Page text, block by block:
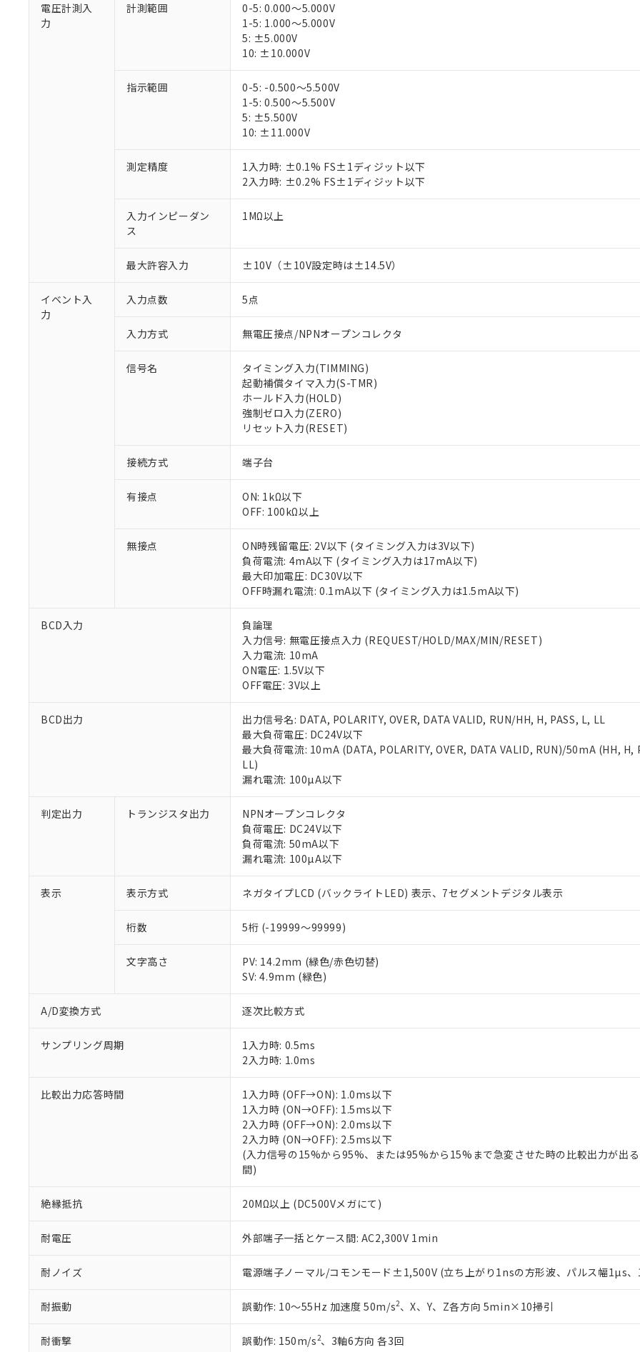
電圧計測入
力
計測範囲
0-5: 0.000～5.000V
1-5: 1.000～5.000V
5: ±5.000V
10: ±10.000V
指示範囲
0-5: -0.500～5.500V
1-5: 0.500～5.500V
5: ±5.500V
10: ±11.000V
測定精度
1入力時: ±0.1% FS±1ディジット以下
2入力時: ±0.2% FS±1ディジット以下
入力インピーダン
ス
1MΩ以上
最大許容入力 ±10V（±10V設定時は±14.5V）
イベント入
力
入力点数 5点
入力方式 無電圧接点/NPNオープンコレクタ
信号名
タイミング入力(TIMMING)
起動補償タイマ入力(S-TMR)
ホールド入力(HOLD)
強制ゼロ入力(ZERO)
リセット入力(RESET)
接続方式 端子台
有接点
ON: 1kΩ以下
OFF: 100kΩ以上
無接点
ON時残留電圧: 2V以下 (タイミング入力は3V以下)
負荷電流: 4mA以下 (タイミング入力は17mA以下)
最大印加電圧: DC30V以下
OFF時漏れ電流: 0.1mA以下 (タイミング入力は1.5mA以下)
BCD入力
負論理
入力信号: 無電圧接点入力 (REQUEST/HOLD/MAX/MIN/RESET)
入力電流: 10mA
ON電圧: 1.5V以下
OFF電圧: 3V以上
BCD出力
出力信号名: DATA, POLARITY, OVER, DATA VALID, RUN/HH, H, PASS, L, LL
最大負荷電圧: DC24V以下
最大負荷電流: 10mA (DATA, POLARITY, OVER, DATA VALID, RUN)/50mA (HH, H,
LL)
漏れ電流: 100µA以下
判定出力 トランジスタ出力
NPNオープンコレクタ
負荷電圧: DC24V以下
負荷電流: 50mA以下
漏れ電流: 100µA以下
表示 表示方式 ネガタイプLCD (バックライトLED) 表示、7セグメントデジタル表示
桁数 5桁 (-19999～99999)
文字高さ
PV: 14.2mm (緑色/赤色切替)
SV: 4.9mm (緑色)
A/D変換方式 逐次比較方式
サンプリング周期
1入力時: 0.5ms
2入力時: 1.0ms
比較出力応答時間
1入力時 (OFF→ON): 1.0ms以下
1入力時 (ON→OFF): 1.5ms以下
2入力時 (OFF→ON): 2.0ms以下
2入力時 (ON→OFF): 2.5ms以下
(入力信号の15%から95%、または95%から15%まで急変させた時の比較出力が出
間)
絶縁抵抗 20MΩ以上 (DC500Vメガにて)
耐電圧 外部端子一括とケース間: AC2,300V 1min
耐ノイズ 電源端子ノーマル/コモンモード±1,500V (立ち上がり1nsの方形波、パルス幅1µs
耐振動 誤動作: 10～55Hz 加速度 50m/s2、X、Y、Z各方向 5min×10掃引
耐衝撃 誤動作: 150m/s2、3軸6方向 各3回
ご利用条件
以下の条件をお読みいただき、同意のうえご利用ください。
本サービスは、当社制御機器事業取扱商品の当社在庫状況および標準価格(税抜)を
くものです。
在庫状況および標準価格照会結果は、記載している更新日時点での社内データに基
のであり、閲覧された時点での実際の在庫および標準価格とは異なる場合があるこ
い。
正式な納期状況および標準価格はお客様のお取引先、またはお客様担当のオムロン
当社販売員にご相談ください。
オムロン制御機器販売店や当社販売拠点は「販売ネットワーク
」をご確認くだ
在庫状況および標準価格結果を当社の事前の承諾なく第三者に漏洩または開示しな
す。
マイパーツ機能（部品リスト作成サービス）をご利用いただくには、I-Webメンバ
ている必要があります。
さい。
※当社の共同利用者とは、"個人情報の共同利用に関して"
いる法人を指します。
※1 対応状況
対応予定：EU RoHS指令（10物質）の非含有に対応した製品に切り替える予定のある商
調査・確認中：EU RoHS指令（10物質）の非含有の対応状況を調査中または確認中の
非該当品：ライセンス料など無形物で、有害物質有無と関係のない商品です。
仕入先様の事情により、非含有部品としていたものが、含有品と判明した場合などやむ
があります。
*EU RoHS指令（10物質）：
鉛(Pb) 1000ppm以下、 水銀(Hg) 1000ppm以下、 カドミウム(Cd) 100ppm以下、
六価クロム(Cr(Ⅵ)) 1000ppm以下、ポリ臭化ビフェニル類(PBB) 1000ppm以下、ポリ臭化ジフェニルエーテル類
ル（DBP） 1000ppm以下、フタル酸ジイソブチル (DIBP) 1000ppm以下
但し、RoHS指令で産業用監視および制御機器に対する適用除外項目は除く。
フタル酸エステル類の４物質については閾値を超える意図的な使用がないことを確認しています。
※2 対応予定月
部品在庫の切り替え状況などにより、予定月が前後することがあります。
下記の非含有証明書をダウンロードすることができます。
EU RoHS指令（10物質）の非含有証明書
51物質の非含有証明書（当社基準）
※本証明書は発行日時点で非含有を証明するもので、過去に遡って非含有を証明するも
また、RoHS指令のフタル酸エステル類４物質の対応では、対応完了までの期間は出
混在することから備考欄に対応日を記載しておりました。
既に当社にて対応品への在庫切替を完了していることから、特段のことがない限り、
り割愛しております。
「○」：最大均質材料含有率が中国RoHSの基準値以下であることを示します。
「×」：最大均質材料含有率が中国RoHSの基準値を超えていることを示します。
「－」：未確認です。当社販売部門へお問い合わせください。
*中国RoHS10物質の基準値 (GB/T26572)：
Pb(鉛) :1000ppm、 Hg(水銀) : 1000ppm、 Cd(カドミウム) : 100ppm、
Cr(Ⅵ)(六価クロム) : 1000ppm、 PBBs(ポリ臭化ビフェニル類) : 1000ppm、 PBDEs(ポリ臭化ジフェニルエーテ
DBP(フタル酸ジブチル) : 1000ppm、 DIBP(フタル酸ジイソブチル) : 1000ppm、 BBP(フタル酸ブチルベンジル)
DEHP(フタル酸ビス(2-エチルヘキシル)) : 1000ppm
※2 環境保護使用期限
「ｅ」：有害物質（10物質）のすべてが基準値以下であることを示します。
「10」：通常の使用状況下において有害物質が外部に漏えいし、環境に深刻な影響を及
味します。
「－」：未確認です。当社販売部門へお問い合わせください。
当社は、これら貴社製品のうち、外国為替および外国貿易法に定める商品（以下｢
う）を輸出または国外への提供する場合は、日本国政府の輸出許可(または役務取
当社は規制貨物を破棄する場合は、完全に破砕するなど、違法に輸出されないよう
ます。
当社は貴社製品を、核兵器、ミサイル、化学兵器、生物兵器またはその他武器並び
置等に一切使用いたしません。
当社は、貴社製品を第三者に販売する場合は、上記1、2および3の内容を当該第三
また当社は、販売先および販売に係わる関係者が違法に輸出するおそれがある場合
たしません。
合意する
記
号
説明
○ 一定数以上の在庫あり
△ 一定数には満たないが在庫あり
－
機器販売店・当社販売員にご確認ください)
空
白
受注生産機種、また在庫状況の情報を公開していない機種